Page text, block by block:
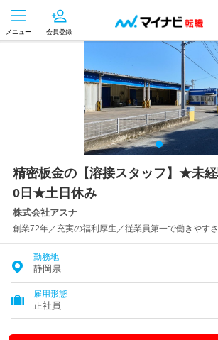
メニュー 会員登録
精密板金の【溶接スタッフ】★未
0日★土日休み
株式会社アスナ
創業72年／充実の福利厚生／従業員第一で働きやす
勤務地
静岡県
雇用形態
正社員